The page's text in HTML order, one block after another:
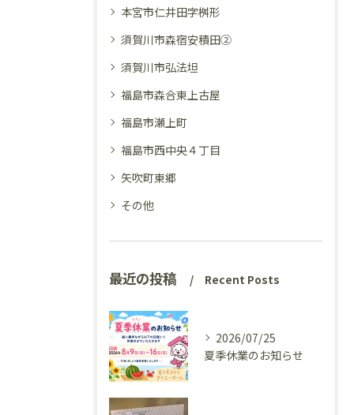
本宮市仁井田字桝形
須賀川市森宿安積田②
須賀川市弘法坦
福島市森合東上古屋
福島市瀬上町
福島市西中央４丁目
矢吹町東郷
その他
最近の投稿 Recent Posts
2026/07/25
夏季休業のお知らせ